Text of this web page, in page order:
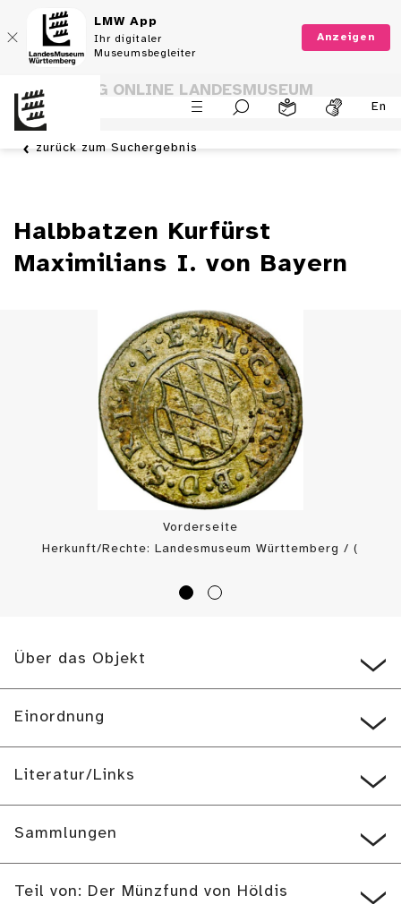
LMW App
Ihr digitaler
Museumsbegleiter
Anzeigen
En
SAMMLUNG ONLINE LANDESMUSEUM
WÜRTTEMBERG
zurück zum Suchergebnis
Halbbatzen Kurfürst
Maximilians I. von Bayern
Vorderseite
Herkunft/Rechte: Landesmuseum Württemberg / (
Über das Objekt
Einordnung
Literatur/Links
Sammlungen
Teil von: Der Münzfund von Höldis